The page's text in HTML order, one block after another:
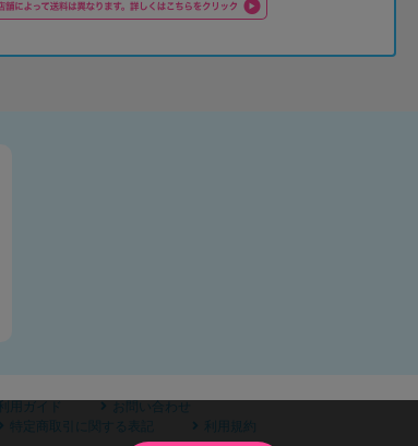
用ガイド
お問い合わせ
特定商取引に関する表記 利用規約